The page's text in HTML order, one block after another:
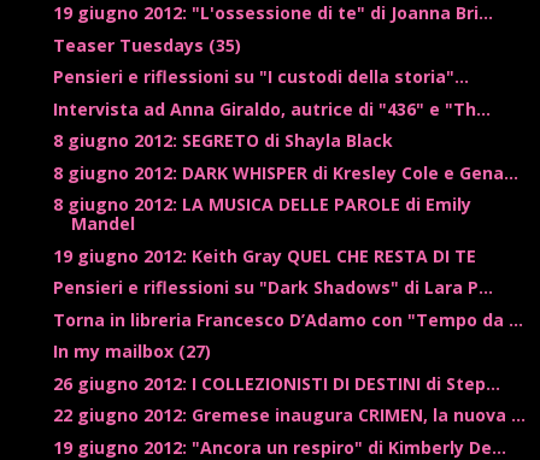
19 giugno 2012: "L'ossessione di te" di Joanna Bri...
Teaser Tuesdays (35)
Pensieri e riflessioni su "I custodi della storia"...
Intervista ad Anna Giraldo, autrice di "436" e "Th...
8 giugno 2012: SEGRETO di Shayla Black
8 giugno 2012: DARK WHISPER di Kresley Cole e Gena...
8 giugno 2012: LA MUSICA DELLE PAROLE di Emily
Mandel
19 giugno 2012: Keith Gray QUEL CHE RESTA DI TE
Pensieri e riflessioni su "Dark Shadows" di Lara P...
Torna in libreria Francesco D’Adamo con "Tempo da ...
In my mailbox (27)
26 giugno 2012: I COLLEZIONISTI DI DESTINI di Step...
22 giugno 2012: Gremese inaugura CRIMEN, la nuova ...
19 giugno 2012: "Ancora un respiro" di Kimberly De...